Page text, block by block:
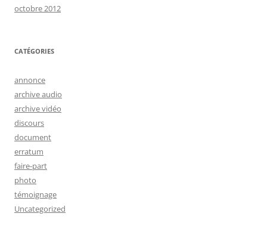
octobre 2012
CATÉGORIES
annonce
archive audio
archive vidéo
discours
document
erratum
faire-part
photo
témoignage
Uncategorized